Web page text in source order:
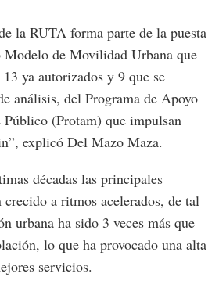
la RUTA forma parte de la puesta
Modelo de Movilidad Urbana que
ya autorizados y 9 que se
análisis, del Programa de Apoyo
Público (Protam) que impulsan
explicó Del Mazo Maza.
décadas las principales
crecido a ritmos acelerados, de tal
urbana ha sido 3 veces más que
lo que ha provocado una alta
servicios.